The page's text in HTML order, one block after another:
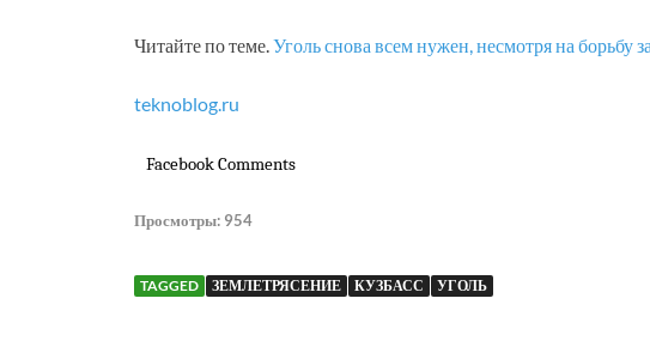
Читайте по теме.Уголь снова всем нужен, несмотря на борьбу
teknoblog.ru
Facebook Comments
Просмотры: 954
TAGGED ЗЕМЛЕТРЯСЕНИЕ КУЗБАСС УГОЛЬ